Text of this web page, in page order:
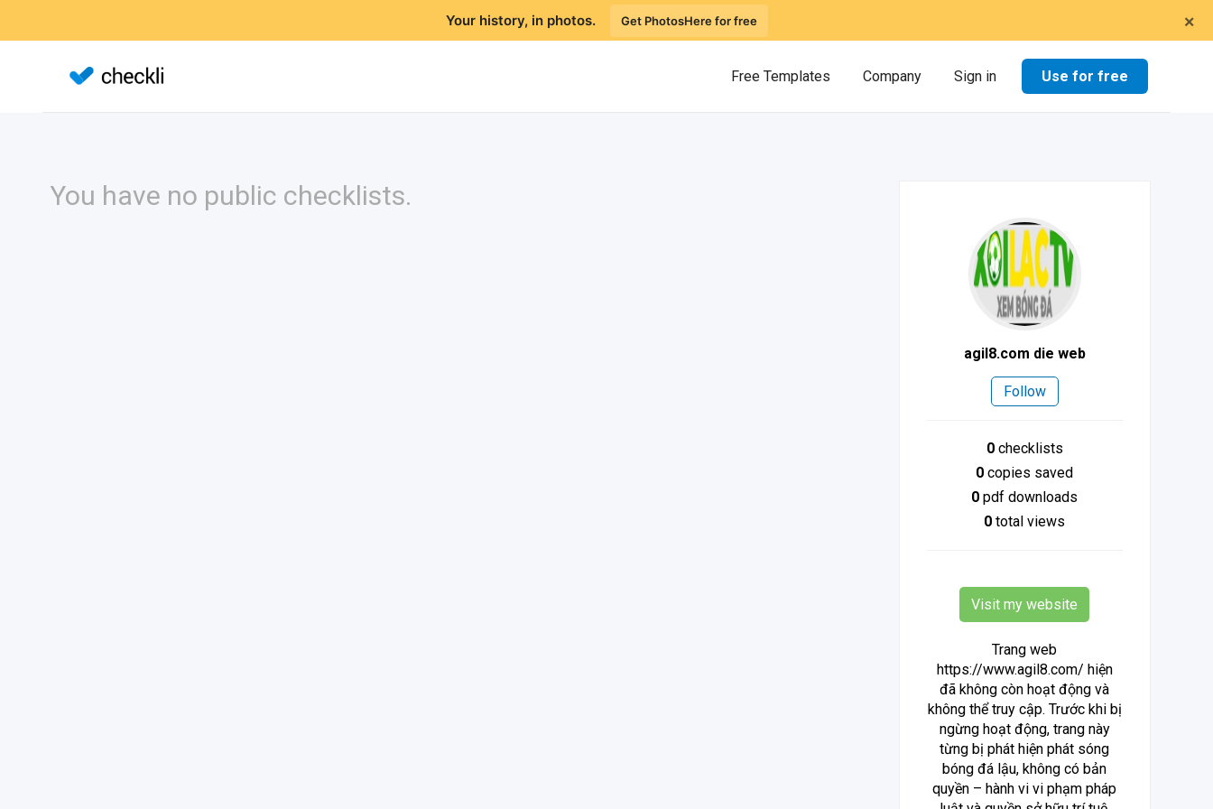
×
Your history, in photos. Get PhotosHere for free
Free Templates Company Sign in Use for free
You have no public checklists.
agil8.com die web
Follow
0checklists
0 copies saved
0 pdf downloads
0 total views
Visit my website
Trang web
https://www.agil8.com/ hiện
đã không còn hoạt động và
không thể truy cập. Trước khi bị
ngừng hoạt động, trang này
từng bị phát hiện phát sóng
bóng đá lậu, không có bản
quyền – hành vi vi phạm pháp